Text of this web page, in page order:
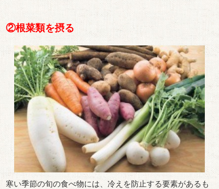
②根菜類を摂る
寒い季節の旬の食べ物には、冷えを防止する要素があるも